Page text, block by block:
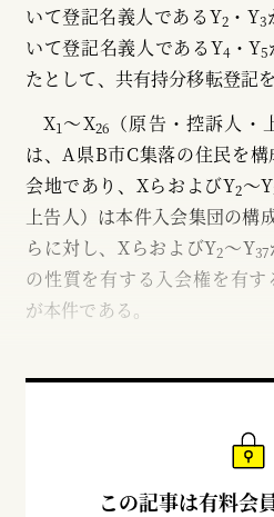
いて登記名義人であるY2・Y3
いて登記名義人であるY4・Y5
たとして、共有持分移転登記
X1 ～X26
（原告・控訴人
は、A県B市C集落の住民を
会地であり、XらおよびY2～Y
上告人）は本件入会集団の構
らに対し、XらおよびY2～Y37
の性質を有する入会権を有
が本件である。
この記事は有料会